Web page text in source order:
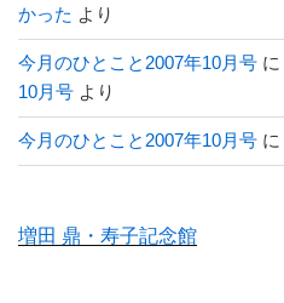
かった より
今月のひとこと2007年10月号 に
10月号 より
今月のひとこと2007年10月号 に
増田 鼎・寿子記念館